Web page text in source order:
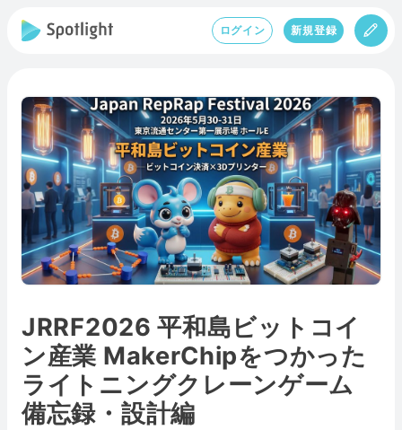
ログイン 新規登録
JRRF2026 平和島ビットコイ
ン産業 MakerChipをつかった
ライトニングクレーンゲーム
備忘録・設計編